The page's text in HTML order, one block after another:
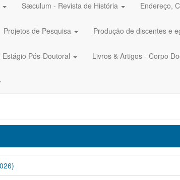
Sæculum - Revista de História Endereço,
Projetos de Pesquisa Produção de discentes e
Pós-Doutoral Livros & Artigos - Corpo